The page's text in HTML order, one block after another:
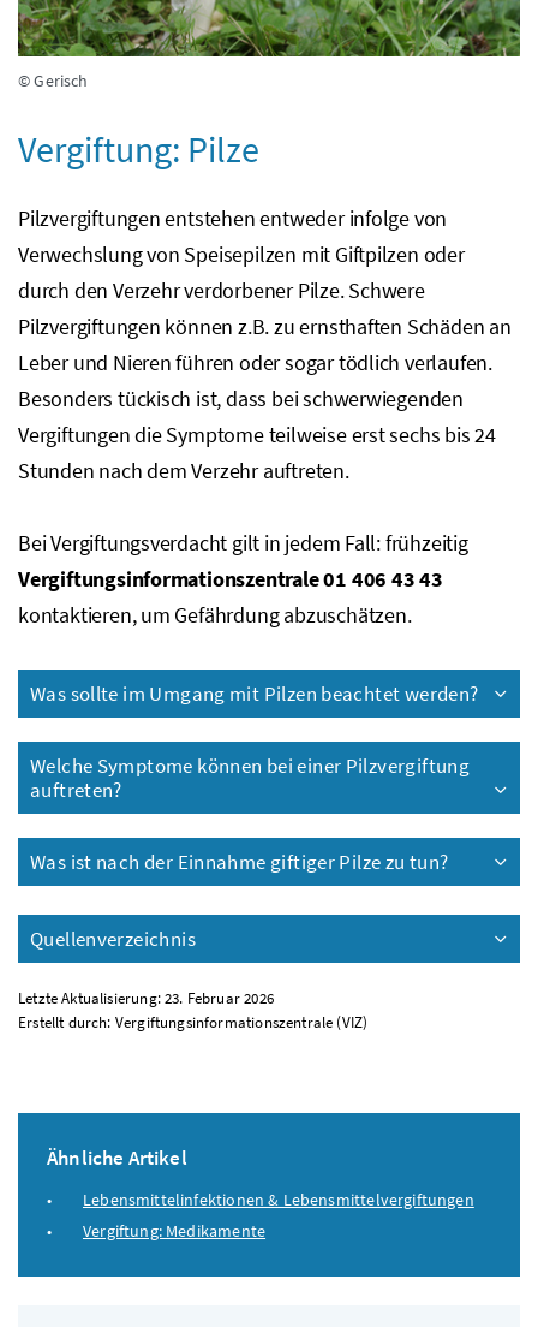
© Gerisch
Vergiftung: Pilze
Pilzvergiftungen entstehen entweder infolge von
Verwechslung von Speisepilzen mit Giftpilzen oder
durch den Verzehr verdorbener Pilze. Schwere
Pilzvergiftungen könnenz.B.zu ernsthaften Schäden an
Leber und Nieren führen oder sogar tödlich verlaufen.
Besonders tückisch ist, dass bei schwerwiegenden
Vergiftungen die Symptome teilweise erst sechs bis 24
Stunden nach dem Verzehr auftreten.
Bei Vergiftungsverdacht gilt in jedem Fall: frühzeitig
Vergiftungsinformationszentrale 01 406 43 43
kontaktieren, um Gefährdung abzuschätzen.
Was sollte im Umgang mit Pilzen beachtet werden?
Welche Symptome können bei einer Pilzvergiftung
auftreten?
Was ist nach der Einnahme giftiger Pilze zu tun?
Quellenverzeichnis
Letzte Aktualisierung: 23. Februar 2026
Erstellt durch: Vergiftungsinformationszentrale (VIZ)
Ähnliche Artikel
Lebensmittelinfektionen & Lebensmittelvergiftungen
Vergiftung: Medikamente